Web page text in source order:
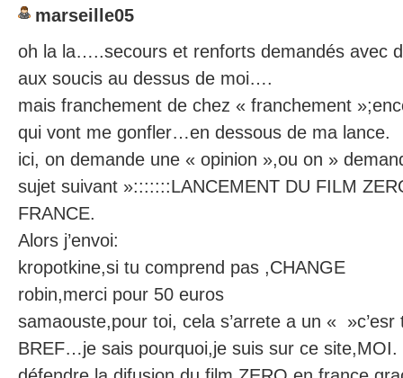
marseille05
oh la la…..secours et renforts demandés avec
aux soucis au dessus de moi….
mais franchement de chez « franchement
qui vont me gonfler…en dessous de ma lance.
ici, on demande une « opinion »,ou on »
sujet suivant »:::::::LANCEMENT DU FILM
FRANCE.
Alors j’envoi:
kropotkine,si tu comprend pas ,CHANGE
robin,merci pour 50 euros
samaouste,pour toi, cela s’arrete a un «
BREF…je sais pourquoi,je suis sur ce site,MOI.